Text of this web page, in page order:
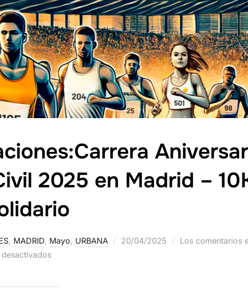
2025 en Madrid –
, MADRID, Mayo, URBANA 20/04/2025
Los comentarios
desactivados